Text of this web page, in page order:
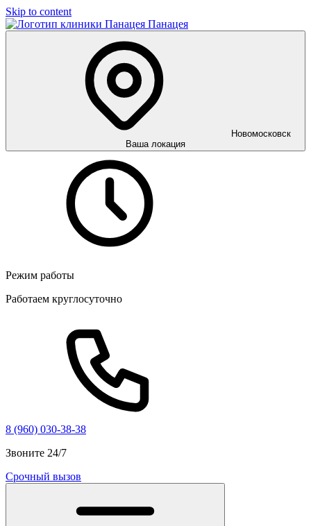
Skip to content
Панацея
Новомосковск
Ваша локация
Режим работы
Работаем круглосуточно
8 (960) 030-38-38
Звоните 24/7
Срочный вызов